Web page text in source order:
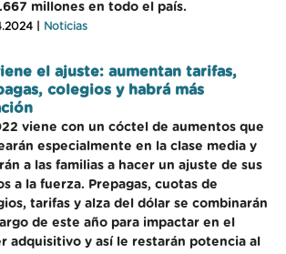
millones en todo el país.
| Noticias
el ajuste: aumentan tarifas,
colegios y habrá más
viene con un cóctel de aumentos que
especialmente en la clase media y
a las familias a hacer un ajuste de sus
a la fuerza. Prepagas, cuotas de
tarifas y alza del dólar se combinarán
de este año para impactar en el
adquisitivo y así le restarán potencia al